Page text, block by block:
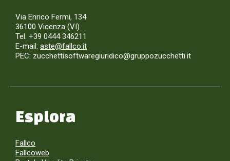
Via Enrico Fermi, 134
36100 Vicenza (VI)
Tel. +39 0444 346211
E-mail: aste@fallco.it
PEC: zucchettisoftwaregiuridico@gruppozucchetti.it
Esplora
Fallco
Fallcoweb